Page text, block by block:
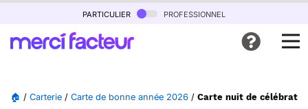
particulier professionnel
🏠 / Carterie / Carte de bonne année 2026 / Carte nuit de